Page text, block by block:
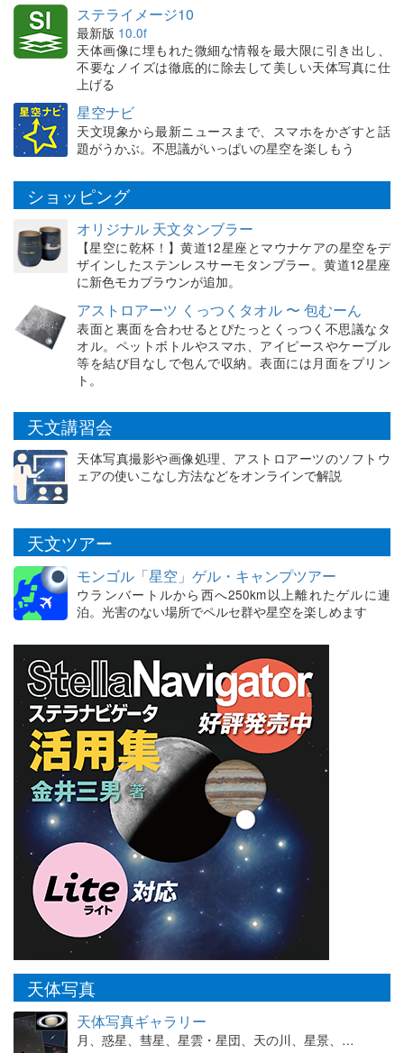
ステライメージ10
最新版 10.0f
天体画像に埋もれた微細な情報を最大限に引き出し、
不要なノイズは徹底的に除去して美しい天体写真に仕
上げる
星空ナビ
天文現象から最新ニュースまで、スマホをかざすと話
題がうかぶ。不思議がいっぱいの星空を楽しもう
ショッピング
オリジナル 天文タンブラー
【星空に乾杯！】黄道12星座とマウナケアの星空をデ
ザインしたステンレスサーモタンブラー。黄道12星座
に新色モカブラウンが追加。
アストロアーツ くっつくタオル 〜 包むーん
表面と裏面を合わせるとぴたっとくっつく不思議なタ
オル。ペットボトルやスマホ、アイピースやケーブル
等を結び目なしで包んで収納。表面には月面をプリン
ト。
天文講習会
天体写真撮影や画像処理、アストロアーツのソフトウ
ェアの使いこなし方法などをオンラインで解説
天文ツアー
モンゴル「星空」ゲル・キャンプツアー
ウランバートルから西へ250km以上離れたゲルに連
泊。光害のない場所でペルセ群や星空を楽しめます
天体写真
天体写真ギャラリー
月、惑星、彗星、星雲・星団、天の川、星景、…